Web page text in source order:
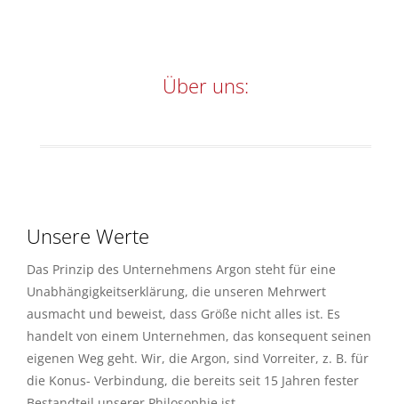
Über uns:
Unsere Werte
Das Prinzip des Unternehmens Argon steht für eine
Unabhängigkeitserklärung, die unseren Mehrwert
ausmacht und beweist, dass Größe nicht alles ist. Es
handelt von einem Unternehmen, das konsequent seinen
eigenen Weg geht. Wir, die Argon, sind Vorreiter, z. B. für
die Konus- Verbindung, die bereits seit 15 Jahren fester